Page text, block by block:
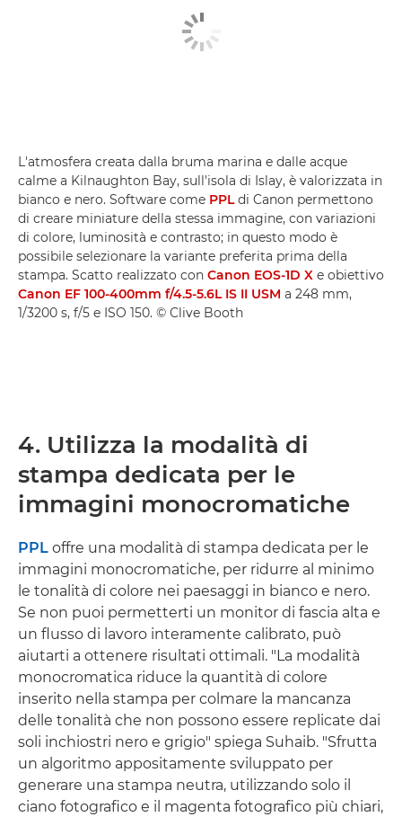
L'atmosfera creata dalla bruma marina e dalle acque
calme a Kilnaughton Bay, sull'isola di Islay, è valorizzata in
bianco e nero. Software come PPLdi Canon permettono
di creare miniature della stessa immagine, con variazioni
di colore, luminosità e contrasto; in questo modo è
possibile selezionare la variante preferita prima della
stampa. Scatto realizzato con Canon EOS-1D X e obiettivo
Canon EF 100-400mm f/4.5-5.6L IS II USM a 248 mm,
1/3200 s, f/5 e ISO 150. © Clive Booth
4. Utilizza la modalità di
stampa dedicata per le
immagini monocromatiche
PPL offre una modalità di stampa dedicata per le
immagini monocromatiche, per ridurre al minimo
le tonalità di colore nei paesaggi in bianco e nero.
Se non puoi permetterti un monitor di fascia alta e
un flusso di lavoro interamente calibrato, può
aiutarti a ottenere risultati ottimali. "La modalità
monocromatica riduce la quantità di colore
inserito nella stampa per colmare la mancanza
delle tonalità che non possono essere replicate dai
soli inchiostri nero e grigio" spiega Suhaib. "Sfrutta
un algoritmo appositamente sviluppato per
generare una stampa neutra, utilizzando solo il
ciano fotografico e il magenta fotografico più chiari,